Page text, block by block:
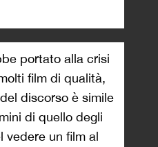
portato alla crisi
film di qualità,
discorso è simile
di quello degli
vedere un film al